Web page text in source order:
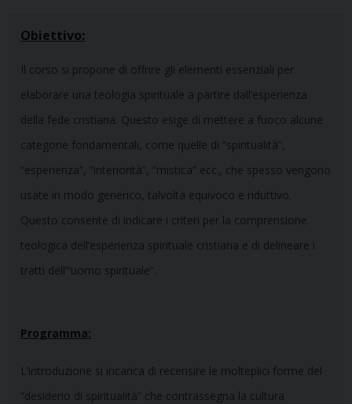
Obiettivo:
Il corso si propone di offrire gli elementi essenziali per
elaborare una teologia spirituale a partire dall’esperienza
della fede cristiana. Questo esige di mettere a fuoco alcune
categorie fondamentali, come quelle di “spiritualità”,
“esperienza”, “interiorità”, “mistica” ecc., che spesso vengono
usate in modo generico, talvolta equivoco e riduttivo.
Questo consente di indicare i criteri per la comprensione
teologica dell’esperienza spirituale cristiana e di delineare i
tratti dell’“uomo spirituale”.
Programma:
L’introduzione si incarica di recensire le molteplici forme del
“desiderio di spiritualità” che contrassegna la cultura